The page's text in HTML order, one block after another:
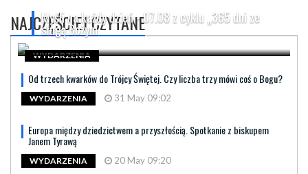
NAJCZĘŚCIEJ CZYTANE
Myśli na każdy dzień - 07.08 z cyklu „365 dni ze
sługą Bożym
WYDARZENIA
Od trzech kwarków do Trójcy Świętej. Czy liczba trzy mówi coś o Bogu?
WYDARZENIA 31 May 09:02
Europa między dziedzictwem a przyszłością. Spotkanie z biskupem
Janem Tyrawą
WYDARZENIA 20 May 09:20